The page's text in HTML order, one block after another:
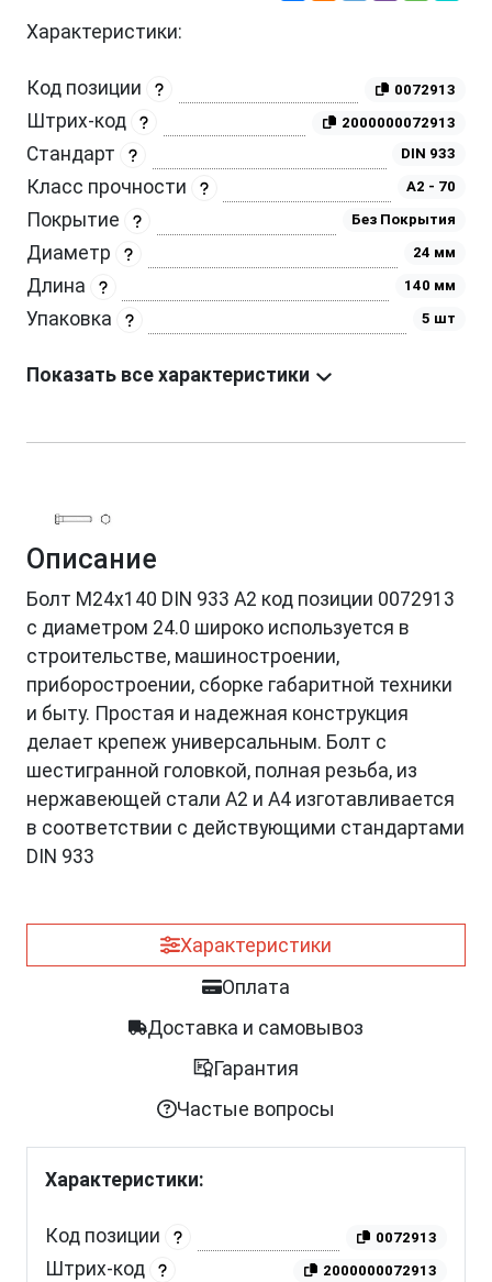
Характеристики:
Код позиции 0072913
Штрих-код 2000000072913
Стандарт DIN 933
Класс прочности A2 - 70
Покрытие Без Покрытия
Диаметр 24 мм
Длина 140 мм
Упаковка 5 шт
Показать все характеристики
Описание
Болт М24х140 DIN 933 A2 код позиции 0072913
с диаметром 24.0 широко используется в
строительстве, машиностроении,
приборостроении, сборке габаритной техники
и быту. Простая и надежная конструкция
делает крепеж универсальным. Болт с
шестигранной головкой, полная резьба, из
нержавеющей стали A2 и A4 изготавливается
в соответствии с действующими стандартами
DIN 933
Характеристики
Оплата
Доставка и самовывоз
Гарантия
Частые вопросы
Характеристики:
Код позиции 0072913
Штрих-код 2000000072913